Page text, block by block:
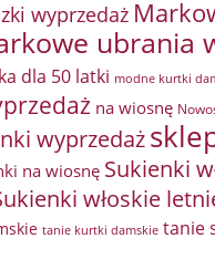
wyprzedaż
ubrania
dla 50 latki modne kurtki
na wiosnę
wyprzedaż
na wiosnę Sukienki
włoskie
tanie kurtki damskie tanie